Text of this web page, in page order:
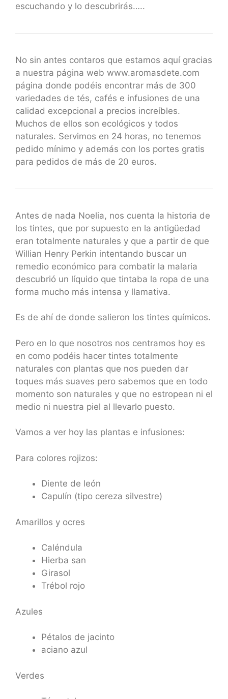
escuchando y lo descubrirás…..
No sin antes contaros que estamos aquí gracias
a nuestra página web www.aromasdete.com
página donde podéis encontrar más de 300
variedades de tés, cafés e infusiones de una
calidad excepcional a precios increíbles.
Muchos de ellos son ecológicos y todos
naturales. Servimos en 24 horas, no tenemos
pedido mínimo y además con los portes gratis
para pedidos de más de 20 euros.
Antes de nada Noelia, nos cuenta la historia de
los tintes, que por supuesto en la antigüedad
eran totalmente naturales y que a partir de que
Willian Henry Perkin intentando buscar un
remedio económico para combatir la malaria
descubrió un líquido que tintaba la ropa de una
forma mucho más intensa y llamativa.
Es de ahí de donde salieron los tintes químicos.
Pero en lo que nosotros nos centramos hoy es
en como podéis hacer tintes totalmente
naturales con plantas que nos pueden dar
toques más suaves pero sabemos que en todo
momento son naturales y que no estropean ni el
medio ni nuestra piel al llevarlo puesto.
Vamos a ver hoy las plantas e infusiones:
Para colores rojizos:
Diente de león
Capulín (tipo cereza silvestre)
Amarillos y ocres
Caléndula
Hierba san
Girasol
Trébol rojo
Azules
Pétalos de jacinto
aciano azul
Verdes